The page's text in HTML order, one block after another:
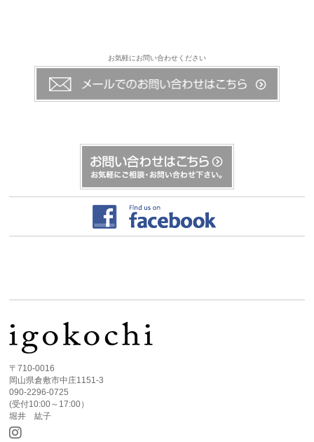
お気軽にお問い合わせください
〒710-0016
岡山県倉敷市中庄1151-3
090-2296-0725
(受付10:00～17:00）
堀井 紘子